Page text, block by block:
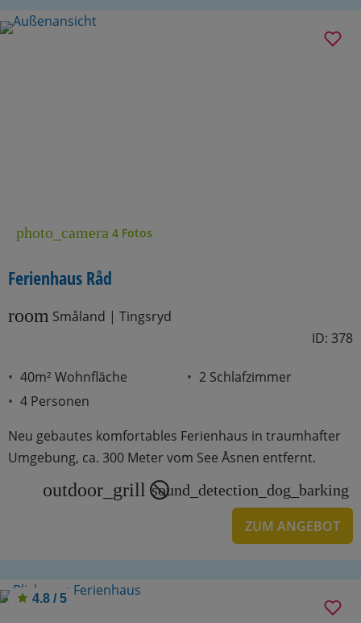
photo_camera 4 Fotos
Ferienhaus Råd
room Småland | Tingsryd
ID: 378
40m² Wohnfläche
4 Personen
2 Schlafzimmer
Neu gebautes komfortables Ferienhaus in traumhafter
Umgebung, ca. 300 Meter vom See Åsnen entfernt.
outdoor_grill sound_detection_dog_barking
ZUM ANGEBOT
4.8 / 5